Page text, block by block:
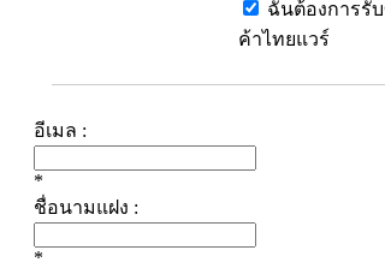
ฉันต้องการรั
ค้าไทยแวร์
อีเมล :
*
ชื่อนามแฝง :
*